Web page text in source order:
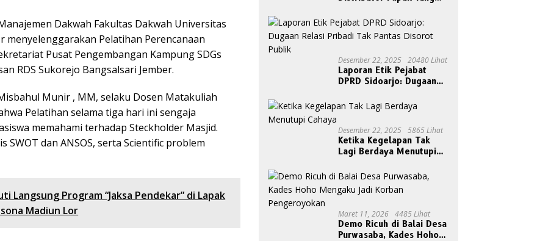
Dakwah Fakultas Dakwah Universitas
menyelenggarakan Pelatihan Perencanaan
Pusat Pengembangan Kampung SDGs
RDS Sukorejo Bangsalsari Jember.
Munir , MM, selaku Dosen Matakuliah
Pelatihan selama tiga hari ini sengaja
memahami terhadap Steckholder Masjid.
dan ANSOS, serta Scientific problem
Langsung Program “Jaksa Pendekar” di Lapak
Madiun Lor
Desember 22, 2025 20480 Lihat
Laporan Etik Pejabat
DPRD Sidoarjo: Dugaan
Disorot Publik
Desember 22, 2025 5865 Lihat
Ketika Kegelapan Tak
Lagi Berdaya Menutupi
Maret 11, 2026 4485 Lihat
Demo Ricuh di Balai Desa
Purwasaba, Kades Hoho